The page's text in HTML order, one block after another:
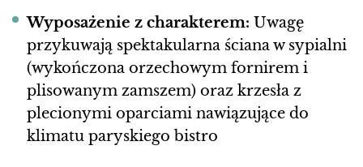
Wyposażenie z charakterem: Uwagę
przykuwają spektakularna ściana w sypialni
(wykończona orzechowym fornirem i
plisowanym zamszem) oraz krzesła z
plecionymi oparciami nawiązujące do
klimatu paryskiego bistro